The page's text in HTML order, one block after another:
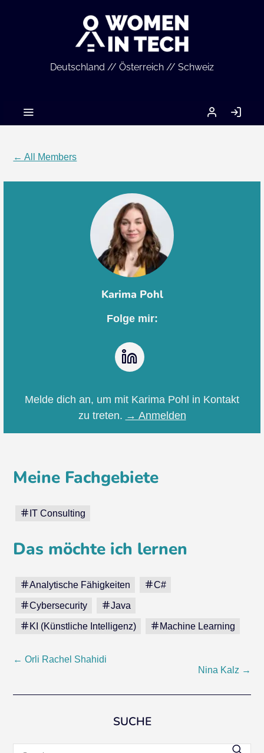
Deutschland // Österreich // Schweiz
MEIN
ACCOUNT
IN
← All Members
Karima Pohl
Folge mir:
Melde dich an, um mit Karima Pohl in Kontakt
zu treten. → Anmelden
Meine Fachgebiete
IT Consulting
Das möchte ich lernen
Analytische Fähigkeiten C#
Cybersecurity Java
KI (Künstliche Intelligenz) Machine Learning
Post
← Orli Rachel Shahidi
Nina Kalz →
SUCHE